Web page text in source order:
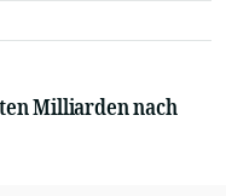
Milliarden nach